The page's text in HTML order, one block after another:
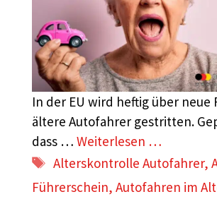
In der EU wird heftig über neue
ältere Autofahrer gestritten.
dass … Weiterlesen …
Schlagwörter
Alterskontrolle Autofahrer,
Führerschein, Autofahren im